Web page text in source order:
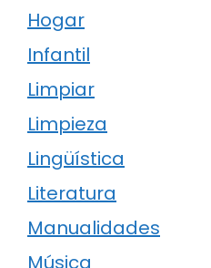
Hogar
Infantil
Limpiar
Limpieza
Lingüística
Literatura
Manualidades
Música